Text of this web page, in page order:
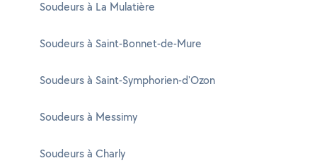
Soudeurs à La Mulatière
Soudeurs à Saint-Bonnet-de-Mure
Soudeurs à Saint-Symphorien-d'Ozon
Soudeurs à Messimy
Soudeurs à Charly